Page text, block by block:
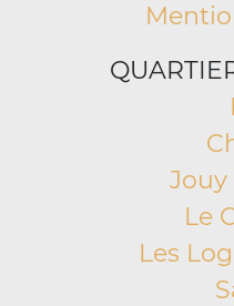
Jouy
Le
Les